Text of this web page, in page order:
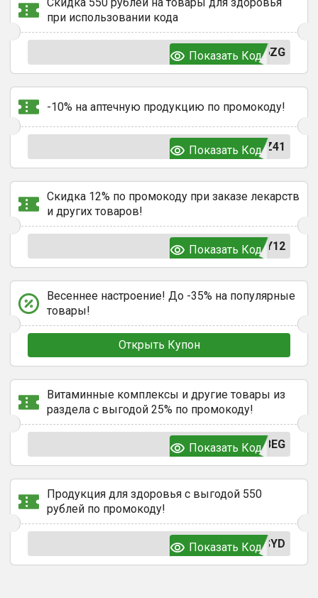
при использовании кода
6ZG
Показать Код
-10% на аптечную продукцию по промокоду!
Z41
Показать Код
Скидка 12% по промокоду при заказе лекарств
и других товаров!
Y12
Показать Код
Весеннее настроение! До -35% на популярные
товары!
Открыть Купон
Витаминные комплексы и другие товары из
раздела с выгодой 25% по промокоду!
BEG
Показать Код
Продукция для здоровья с выгодой 550
рублей по промокоду!
SYD
Показать Код